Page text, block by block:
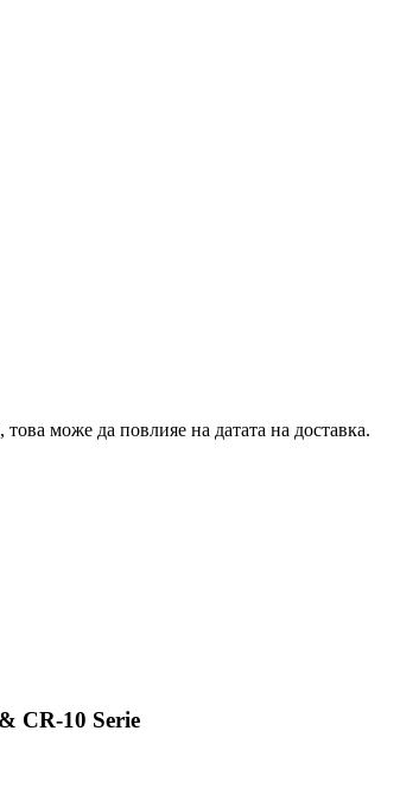
може да повлияе на датата на доставка.
CR-10 Serie